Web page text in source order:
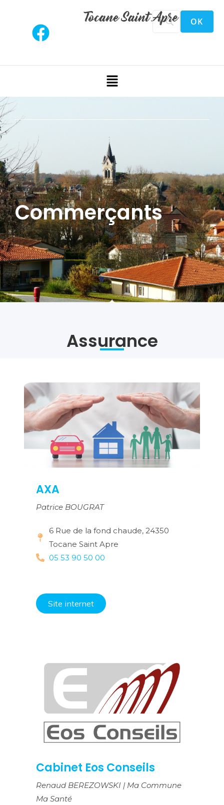
Commerçants
Assurance
AXA
Patrice BOUGRAT
6 Rue de la fond chaude, 24350
Tocane Saint Apre
05 53 90 50 00
Site internet
Cabinet Eos Conseils
Renaud BEREZOWSKI | Ma Commune
Ma Santé